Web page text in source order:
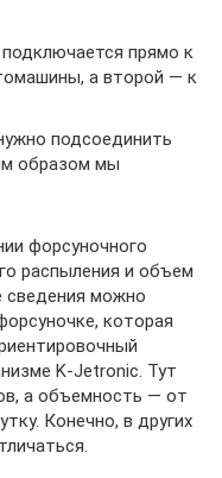
прямо к
а второй — к
подсоединить
образом мы
форсуночного
распыления и объем
сведения можно
которая
K-Jetronic. Тут
а объемность — от
Конечно, в других